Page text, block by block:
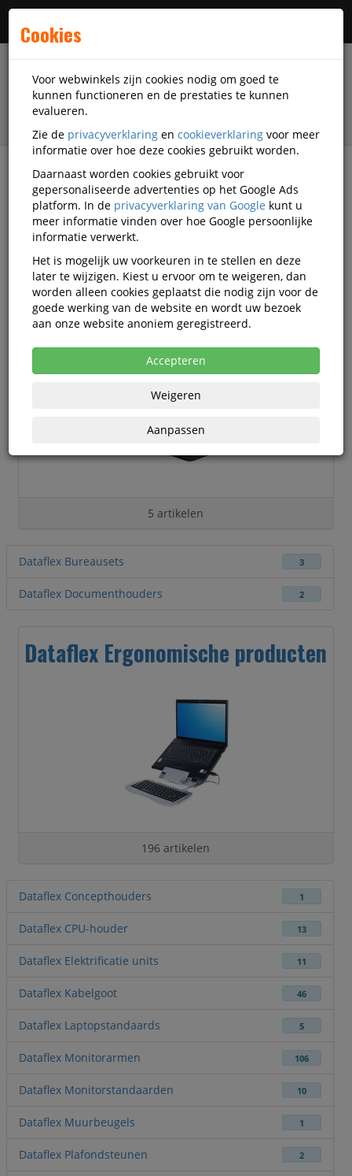
filter
Kantoorartikelen Dataflex
Dataflex kantoorartikelen
Dataflex Bureau-toebehoren
5 artikelen
Dataflex Bureausets 3
Dataflex Documenthouders 2
Dataflex Ergonomische producten
196 artikelen
Dataflex Concepthouders 1
Dataflex CPU-houder 13
Dataflex Elektrificatie units 11
Dataflex Kabelgoot 46
Dataflex Laptopstandaards 5
Dataflex Monitorarmen 106
Dataflex Monitorstandaarden 10
Dataflex Muurbeugels 1
Dataflex Plafondsteunen 2
Cookies
Voor webwinkels zijn cookies nodig om goed te
kunnen functioneren en de prestaties te kunnen
evalueren.
Zie de privacyverklaring en cookieverklaring voor meer
informatie over hoe deze cookies gebruikt worden.
Daarnaast worden cookies gebruikt voor
gepersonaliseerde advertenties op het Google Ads
platform. In de privacyverklaring van Google kunt u
meer informatie vinden over hoe Google persoonlijke
informatie verwerkt.
Het is mogelijk uw voorkeuren in te stellen en deze
later te wijzigen. Kiest u ervoor om te weigeren, dan
worden alleen cookies geplaatst die nodig zijn voor de
goede werking van de website en wordt uw bezoek
aan onze website anoniem geregistreerd.
Accepteren
Weigeren
Aanpassen